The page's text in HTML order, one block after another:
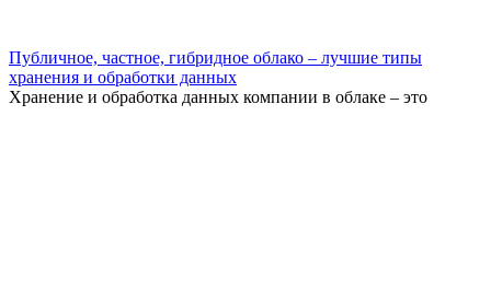
Публичное, частное, гибридное облако – лучшие типы
хранения и обработки данных
Хранение и обработка данных компании в облаке – это